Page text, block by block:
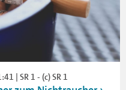
| SR 1 - (c) SR 1